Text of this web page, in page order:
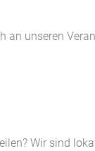
unseren
Wir sind